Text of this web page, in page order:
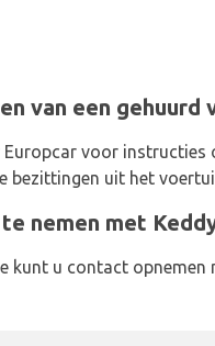
van een
Europcar voor
bezittingen uit het
nemen met
kunt u contact opnemen